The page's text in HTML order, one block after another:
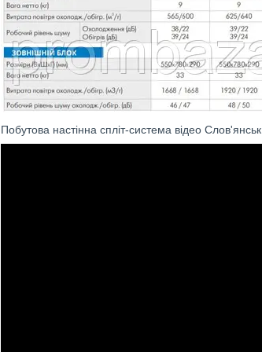
Побутова настінна спліт-система відео Слов'янськ